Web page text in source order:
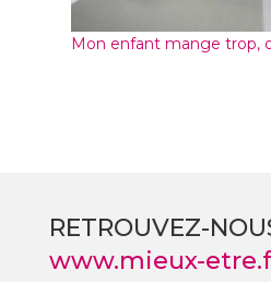
Mon enfant mange trop,
RETROUVEZ-
www.mieux-